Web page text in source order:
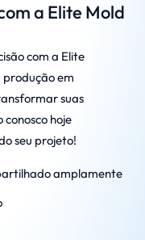
a Elite Mold
com a Elite
produção em
suas
hoje
seu projeto!
amplamente